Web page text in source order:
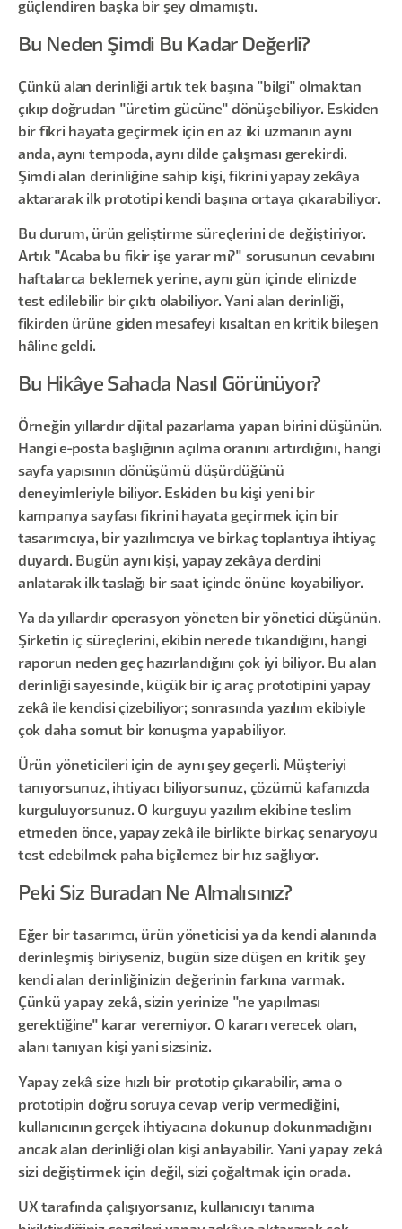
güçlendiren başka bir şey olmamıştı.
Bu Neden Şimdi Bu Kadar Değerli?
Çünkü alan derinliği artık tek başına "bilgi" olmaktan
çıkıp doğrudan "üretim gücüne" dönüşebiliyor. Eskiden
bir fikri hayata geçirmek için en az iki uzmanın aynı
anda, aynı tempoda, aynı dilde çalışması gerekirdi.
Şimdi alan derinliğine sahip kişi, fikrini yapay zekâya
aktararak ilk prototipi kendi başına ortaya çıkarabiliyor.
Bu durum, ürün geliştirme süreçlerini de değiştiriyor.
Artık "Acaba bu fikir işe yarar mı?" sorusunun cevabını
haftalarca beklemek yerine, aynı gün içinde elinizde
test edilebilir bir çıktı olabiliyor. Yani alan derinliği,
fikirden ürüne giden mesafeyi kısaltan en kritik bileşen
hâline geldi.
Bu Hikâye Sahada Nasıl Görünüyor?
Örneğin yıllardır dijital pazarlama yapan birini düşünün.
Hangi e-posta başlığının açılma oranını artırdığını, hangi
sayfa yapısının dönüşümü düşürdüğünü
deneyimleriyle biliyor. Eskiden bu kişi yeni bir
kampanya sayfası fikrini hayata geçirmek için bir
tasarımcıya, bir yazılımcıya ve birkaç toplantıya ihtiyaç
duyardı. Bugün aynı kişi, yapay zekâya derdini
anlatarak ilk taslağı bir saat içinde önüne koyabiliyor.
Ya da yıllardır operasyon yöneten bir yönetici düşünün.
Şirketin iç süreçlerini, ekibin nerede tıkandığını, hangi
raporun neden geç hazırlandığını çok iyi biliyor. Bu alan
derinliği sayesinde, küçük bir iç araç prototipini yapay
zekâ ile kendisi çizebiliyor; sonrasında yazılım ekibiyle
çok daha somut bir konuşma yapabiliyor.
Ürün yöneticileri için de aynı şey geçerli. Müşteriyi
tanıyorsunuz, ihtiyacı biliyorsunuz, çözümü kafanızda
kurguluyorsunuz. O kurguyu yazılım ekibine teslim
etmeden önce, yapay zekâ ile birlikte birkaç senaryoyu
test edebilmek paha biçilemez bir hız sağlıyor.
Peki Siz Buradan Ne Almalısınız?
Eğer bir tasarımcı, ürün yöneticisi ya da kendi alanında
derinleşmiş biriyseniz, bugün size düşen en kritik şey
kendi alan derinliğinizin değerinin farkına varmak.
Çünkü yapay zekâ, sizin yerinize "ne yapılması
gerektiğine" karar veremiyor. O kararı verecek olan,
alanı tanıyan kişi yani sizsiniz.
Yapay zekâ size hızlı bir prototip çıkarabilir, ama o
prototipin doğru soruya cevap verip vermediğini,
kullanıcının gerçek ihtiyacına dokunup dokunmadığını
ancak alan derinliği olan kişi anlayabilir. Yani yapay zekâ
sizi değiştirmek için değil, sizi çoğaltmak için orada.
UX tarafında çalışıyorsanız, kullanıcıyı tanıma